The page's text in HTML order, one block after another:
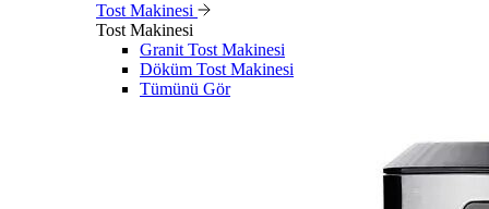
Tost Makinesi
Tost Makinesi
Granit Tost Makinesi
Döküm Tost Makinesi
Tümünü Gör